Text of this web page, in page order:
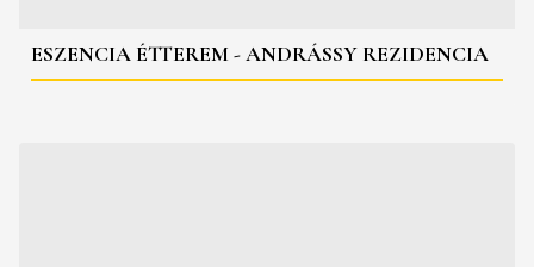
ESZENCIA ÉTTEREM - ANDRÁSSY REZIDENCIA